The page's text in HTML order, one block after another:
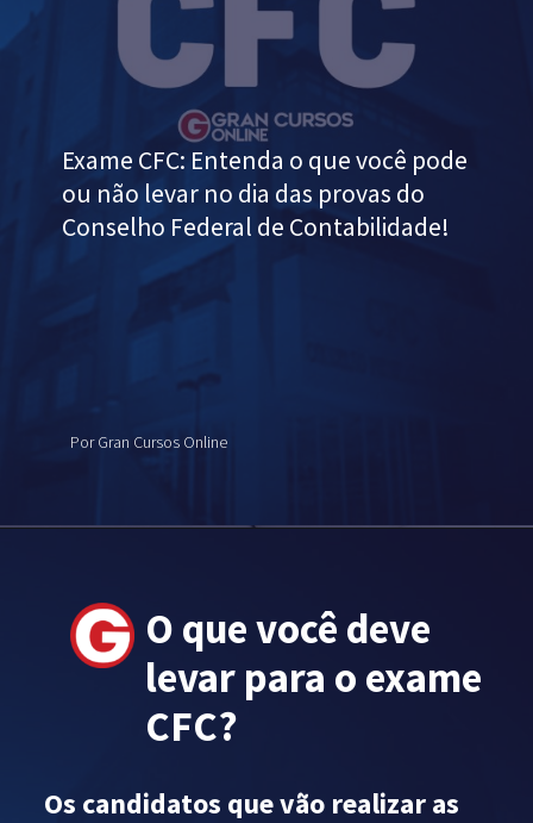
Exame CFC: Entenda o que você pode
ou não levar no dia das provas do
Conselho Federal de Contabilidade!
Por Gran Cursos Online
O que você deve
levar para o exame
CFC?
Os candidatos que vão realizar as